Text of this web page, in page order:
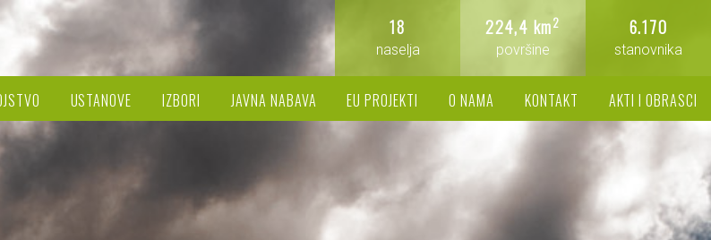
6.170
stanovnika
224,4 km2
površine
18
naselja
USTANOVE IZBORI JAVNA NABAVA EU PROJEKTI O NAMA KONTAKT AKTI I OBRASCI